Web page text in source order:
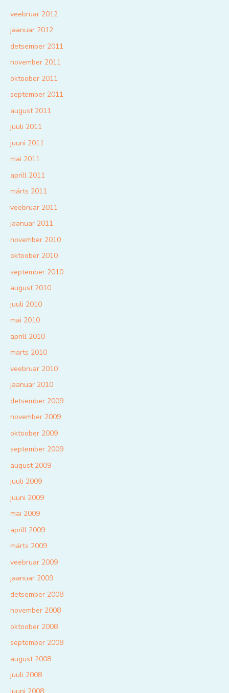
veebruar 2012
jaanuar 2012
detsember 2011
november 2011
oktoober 2011
september 2011
august 2011
juuli 2011
juuni 2011
mai 2011
aprill 2011
märts 2011
veebruar 2011
jaanuar 2011
november 2010
oktoober 2010
september 2010
august 2010
juuli 2010
mai 2010
aprill 2010
märts 2010
veebruar 2010
jaanuar 2010
detsember 2009
november 2009
oktoober 2009
september 2009
august 2009
juuli 2009
juuni 2009
mai 2009
aprill 2009
märts 2009
veebruar 2009
jaanuar 2009
detsember 2008
november 2008
oktoober 2008
september 2008
august 2008
juuli 2008